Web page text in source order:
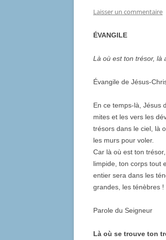
Laisser un commentaire
ÉVANGILE
Là où est ton trésor, là
Évangile de Jésus-
En ce temps-là, Jésus
mites et les vers les
trésors dans le ciel, là
les murs pour voler.
Car là où est ton
limpide, ton corps tout
entier sera dans les
grandes, les ténèbres !
Parole du Seigneur
Là où se trouve ton